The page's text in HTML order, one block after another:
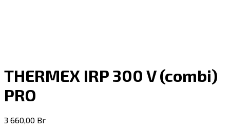
THERMEX IRP 300 V (combi)
PRO
3 660,00 Br